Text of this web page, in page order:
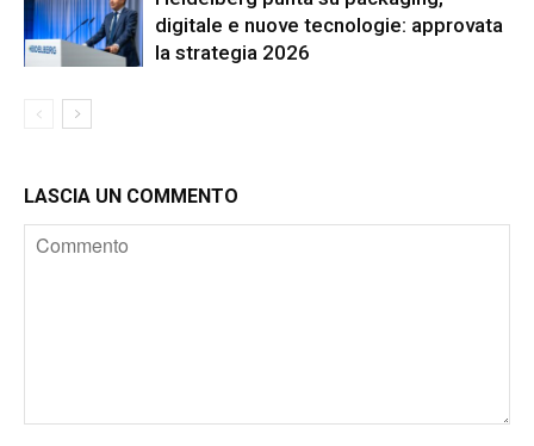
digitale e nuove tecnologie: approvata
la strategia 2026
LASCIA UN COMMENTO